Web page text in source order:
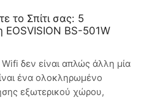
το Σπίτι σας: 5
BS-501W
δεν είναι απλώς άλλη μία
ένα ολοκληρωμένο
εξωτερικού χώρου,